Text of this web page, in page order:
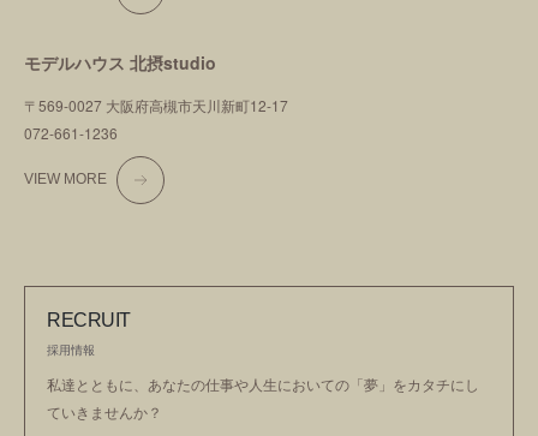
モデルハウス 北摂studio
〒569-0027 大阪府高槻市天川新町12-17
072-661-1236
VIEW MORE
RECRUIT
採用情報
私達とともに、あなたの仕事や人生においての 「夢」をカタチにし
ていきませんか？